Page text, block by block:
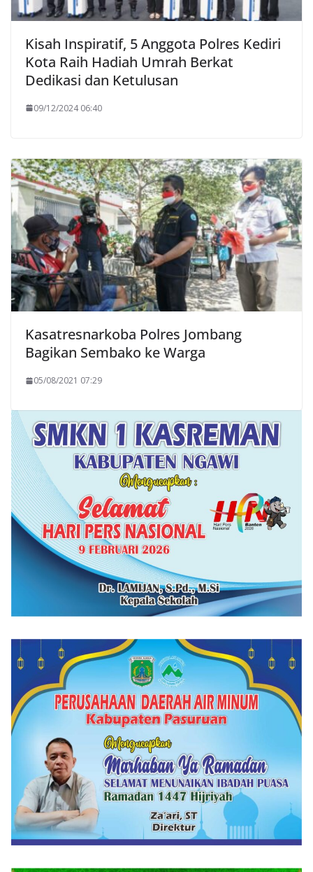
Kisah Inspiratif, 5 Anggota Polres Kediri
Kota Raih Hadiah Umrah Berkat
Dedikasi dan Ketulusan
09/12/2024 06:40
Kasatresnarkoba Polres Jombang
Bagikan Sembako ke Warga
05/08/2021 07:29